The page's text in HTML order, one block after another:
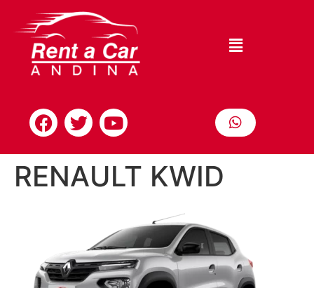
RENAULT KWID